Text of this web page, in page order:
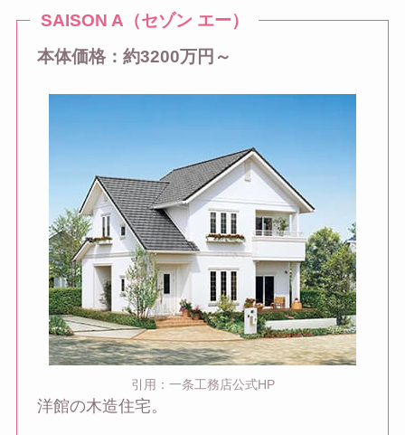
SAISON A（セゾン エー）
本体価格：約3200万円～
引用：一条工務店公式HP
洋館の木造住宅。